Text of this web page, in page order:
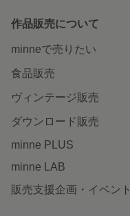
作品販売について
minneで売りたい
食品販売
ヴィンテージ販売
ダウンロード販売
minne PLUS
minne LAB
販売支援企画・イベント